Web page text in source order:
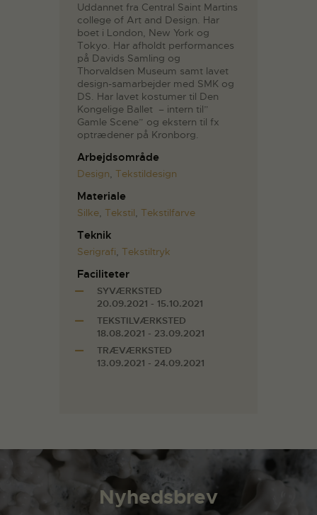
Uddannet fra Central Saint Martins
college of Art and Design. Har
boet i London, New York og
Tokyo. Har afholdt performances
på Davids Samling og
Thorvaldsen Museum samt lavet
design-samarbejder med SMK og
DS. Har lavet kostumer til Den
Kongelige Ballet – intern til”
Gamle Scene” og ekstern til fx
optrædener på Kronborg.
Arbejdsområde
Design, Tekstildesign
Materiale
Silke, Tekstil, Tekstilfarve
Teknik
Serigrafi, Tekstiltryk
Faciliteter
SYVÆRKSTED
20.09.2021 - 15.10.2021
TEKSTILVÆRKSTED
18.08.2021 - 23.09.2021
TRÆVÆRKSTED
13.09.2021 - 24.09.2021
Nyhedsbrev